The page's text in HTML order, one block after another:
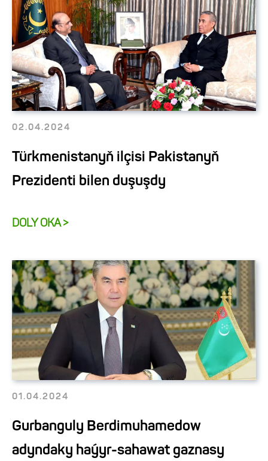
02.04.2024
Türkmenistanyň ilçisi Pakistanyň
Prezidenti bilen duşuşdy
DOLY OKA >
01.04.2024
Gurbanguly Berdimuhamedow
adyndaky haýyr-sahawat gaznasy